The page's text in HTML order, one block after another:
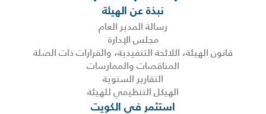
نبذة عن الهيئة
رسالة المدير العام
مجلس الإدارة
قانون الهيئة، اللائحة التنفيذية، والقرارات ذات الصلة
المناقصات والممارسات
التقارير السنوية
الهيكل التنظيمي للهيئة
استثمر في الكويت